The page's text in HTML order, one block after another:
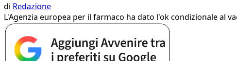
di Redazione
L'Agenzia europea per il farmaco ha dato l'ok condizionale al